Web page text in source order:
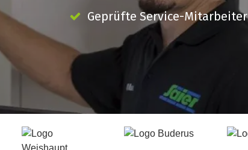
Geprüfte Service-Mitarbeiter